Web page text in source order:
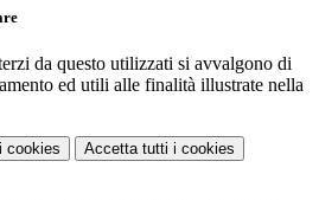
da questo utilizzati si avvalgono di
ed utili alle finalità illustrate nella
i cookies Accetta tutti i cookies